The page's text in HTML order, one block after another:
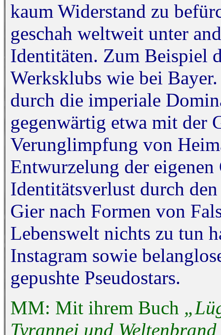
kaum Widerstand zu
geschah weltweit unter
Identitäten. Zum Beispiel
Werksklubs wie bei
durch die imperiale
gegenwärtig etwa mit der
Verunglimpfung von
Entwurzelung der
Identitätsverlust durch
Gier nach Formen von
Lebenswelt nichts zu tun
Instagram sowie
gepushte Pseudostars.
MM: Mit ihrem Buch
Tyrannei und